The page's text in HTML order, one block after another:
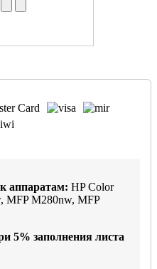
аппаратам: HP Color
MFP M280nw, MFP
5% заполнения листа